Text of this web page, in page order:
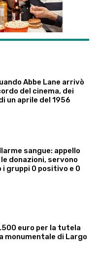
Abbe Lane arrivò
del cinema, dei
un aprile del 1956
sangue: appello
donazioni, servono
gruppi 0 positivo e 0
euro per la tutela
monumentale di Largo